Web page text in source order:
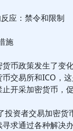
应：禁令和限制
施
币政策发生了变
交易所和ICO，
开采加密货币，
投资者交易加密
求通过各种解决